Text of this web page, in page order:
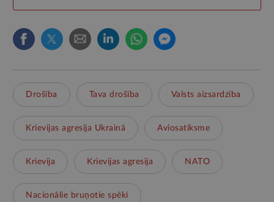
Drošība Tava drošība Valsts aizsardzība
Krievijas agresija Ukrainā Aviosatiksme
Krievija Krievijas agresija NATO
Nacionālie bruņotie spēki